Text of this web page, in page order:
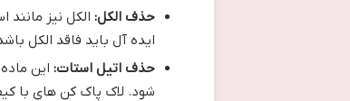
حذف الکل: الکل نیز
ایده آل باید فاقد الکل
حذف اتیل استات: این
شود. لاک پاک کن های با